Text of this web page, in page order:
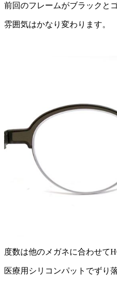
前回のフレームがブラックと
雰囲気はかなり変わります。
度数は他のメガネに合わせて
医療用シリコンパットでずり